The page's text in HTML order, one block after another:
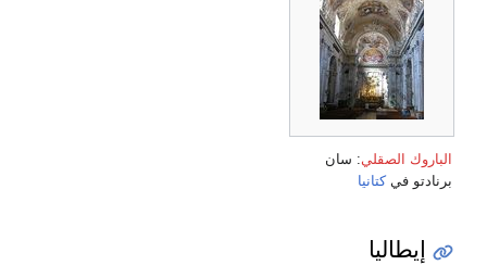
الباروك الصقلي: سان
برنادتو فيكتانيا
إيطاليا